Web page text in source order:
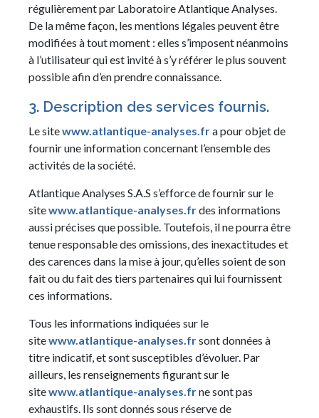
régulièrement par Laboratoire Atlantique Analyses.
De la même façon, les mentions légales peuvent être
modifiées à tout moment : elles s’imposent néanmoins
à l’utilisateur qui est invité à s’y référer le plus souvent
possible afin d’en prendre connaissance.
3. Description des services fournis.
Le sitewww.atlantique-analyses.fra pour objet de
fournir une information concernant l’ensemble des
activités de la société.
Atlantique Analyses S.A.S s’efforce de fournir sur le
sitewww.atlantique-analyses.frdes informations
aussi précises que possible. Toutefois, il ne pourra être
tenue responsable des omissions, des inexactitudes et
des carences dans la mise à jour, qu’elles soient de son
fait ou du fait des tiers partenaires qui lui fournissent
ces informations.
Tous les informations indiquées sur le
sitewww.atlantique-analyses.frsont données à
titre indicatif, et sont susceptibles d’évoluer. Par
ailleurs, les renseignements figurant sur le
sitewww.atlantique-analyses.frne sont pas
exhaustifs. Ils sont donnés sous réserve de